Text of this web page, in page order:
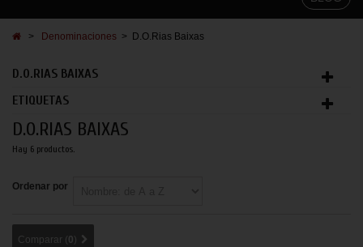
> Denominaciones > D.O.Rias Baixas
D.O.RIAS BAIXAS
ETIQUETAS
D.O.RIAS BAIXAS
Hay 6 productos.
Ordenar por
Comparar ( 0)